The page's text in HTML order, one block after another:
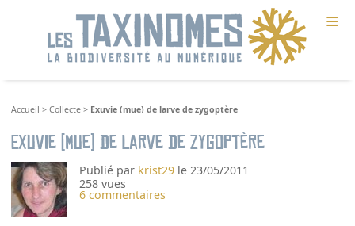
≡
Accueil >Collecte > Exuvie (mue) de larve de zygoptère
Exuvie (mue) de larve de zygoptère
Publié par krist29 le 23/05/2011
258 vues
6 commentaires